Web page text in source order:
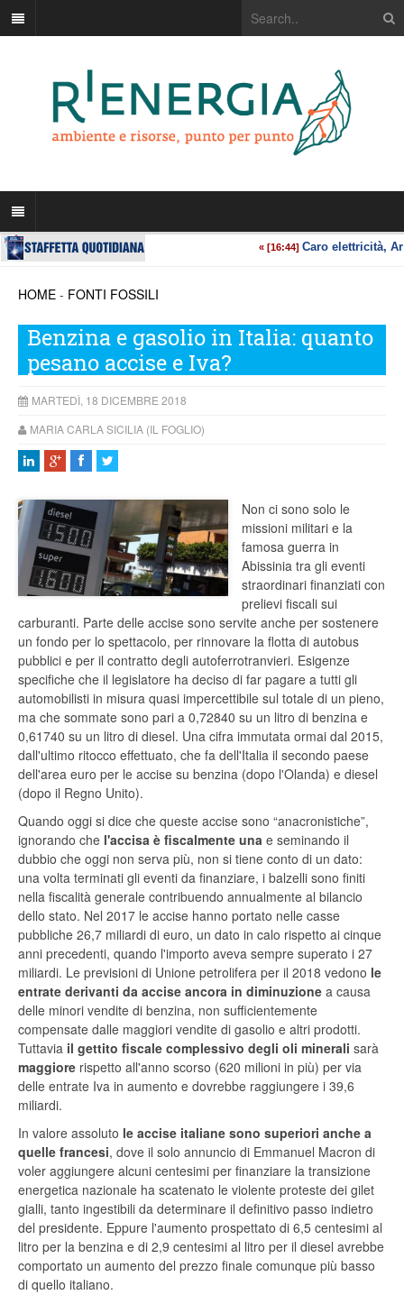
HOME - FONTI FOSSILI
Benzina e gasolio in Italia: quanto
pesano accise e Iva?
MARTEDÌ, 18 DICEMBRE 2018
MARIA CARLA SICILIA (IL FOGLIO)
Non ci sono solo le
missioni militari e la
famosa guerra in
Abissinia tra gli eventi
straordinari finanziati con
prelievi fiscali sui
carburanti. Parte delle accise sono servite anche per sostenere
un fondo per lo spettacolo, per rinnovare la flotta di autobus
pubblici e per il contratto degli autoferrotranvieri. Esigenze
specifiche che il legislatore ha deciso di far pagare a tutti gli
automobilisti in misura quasi impercettibile sul totale di un pieno,
ma che sommate sono pari a 0,72840 su un litro di benzina e
0,61740 su un litro di diesel. Una cifra immutata ormai dal 2015,
dall'ultimo ritocco effettuato, che fa dell'Italia il secondo paese
dell'area euro per le accise su benzina (dopo l'Olanda) e diesel
(dopo il Regno Unito).
Quando oggi si dice che queste accise sono “anacronistiche”,
ignorando che l'accisa è fiscalmente una e seminando il
dubbio che oggi non serva più, non si tiene conto di un dato:
una volta terminati gli eventi da finanziare, i balzelli sono finiti
nella fiscalità generale contribuendo annualmente al bilancio
dello stato. Nel 2017 le accise hanno portato nelle casse
pubbliche 26,7 miliardi di euro, un dato in calo rispetto ai cinque
anni precedenti, quando l'importo aveva sempre superato i 27
miliardi. Le previsioni di Unione petrolifera per il 2018 vedono le
entrate derivanti da accise ancora in diminuzione a causa
delle minori vendite di benzina, non sufficientemente
compensate dalle maggiori vendite di gasolio e altri prodotti.
Tuttavia il gettito fiscale complessivo degli oli minerali sarà
maggiore rispetto all'anno scorso (620 milioni in più) per via
delle entrate Iva in aumento e dovrebbe raggiungere i 39,6
miliardi.
In valore assoluto le accise italiane sono superiori anche a
quelle francesi, dove il solo annuncio di Emmanuel Macron di
voler aggiungere alcuni centesimi per finanziare la transizione
energetica nazionale ha scatenato le violente proteste dei gilet
gialli, tanto ingestibili da determinare il definitivo passo indietro
del presidente. Eppure l'aumento prospettato di 6,5 centesimi al
litro per la benzina e di 2,9 centesimi al litro per il diesel avrebbe
comportato un aumento del prezzo finale comunque più basso
di quello italiano.